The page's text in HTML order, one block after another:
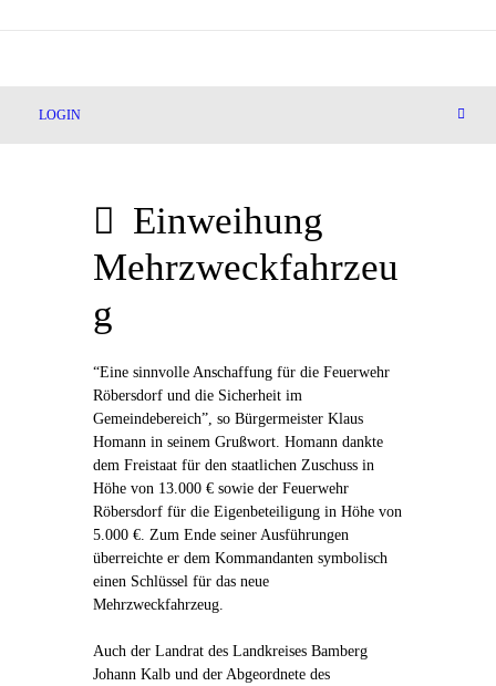
LOGIN
Einweihung
Mehrzweckfahrzeu
g
“Eine sinnvolle Anschaffung für die Feuerwehr
Röbersdorf und die Sicherheit im
Gemeindebereich”, so Bürgermeister Klaus
Homann in seinem Grußwort. Homann dankte
dem Freistaat für den staatlichen Zuschuss in
Höhe von 13.000 € sowie der Feuerwehr
Röbersdorf für die Eigenbeteiligung in Höhe von
5.000 €. Zum Ende seiner Ausführungen
überreichte er dem Kommandanten symbolisch
einen Schlüssel für das neue
Mehrzweckfahrzeug.
Auch der Landrat des Landkreises Bamberg
Johann Kalb und der Abgeordnete des